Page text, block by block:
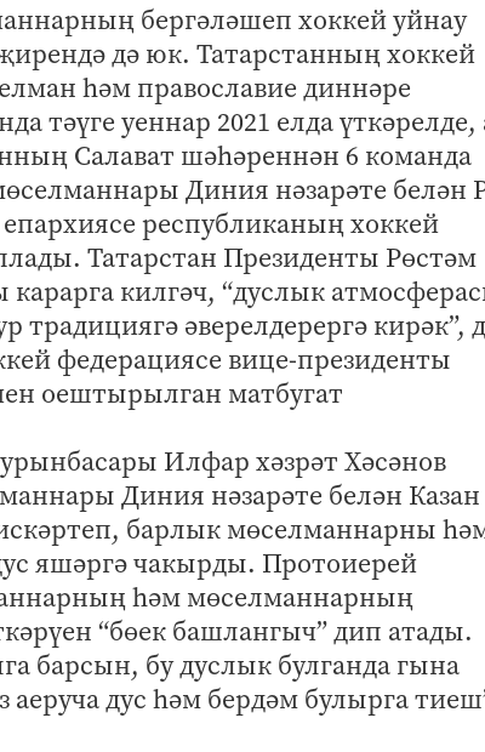
бергәләшеп хоккей уйнау
дә юк. Татарстанның хоккей
һәм православие диннәре
тәүге уеннар 2021 елда үткәрелде,
Салават шәһәреннән 6 команда
Диния нәзарәте белән
республиканың хоккей
Татарстан Президенты Рөстәм
килгәч, “дуслык
традициягә әверелдерергә кирәк”,
федерациясе вице-президенты
оештырылган матбугат
Илфар хәзрәт Хәсәнов
Диния нәзарәте белән Казан
барлык мөселманнарны
яшәргә чакырды. Протоиерей
һәм мөселманнарның
“бөек башлангыч” дип атады.
барсын, бу дуслык булганда гына
аеруча дус һәм бердәм булырга